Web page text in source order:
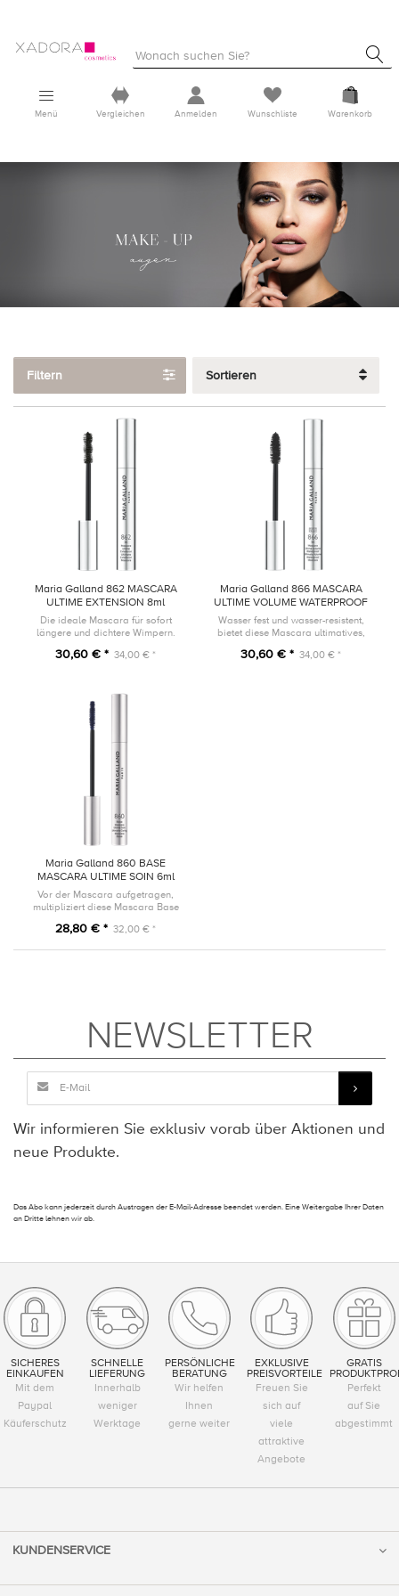
Menü Vergleichen Anmelden Wunschliste Warenkorb
Filtern Sortieren
Maria Galland 862 MASCARA
ULTIME EXTENSION 8ml
Die ideale Mascara für sofort
längere und dichtere Wimpern.
30,60 € * 34,00 € *
Maria Galland 866 MASCARA
ULTIME VOLUME WATERPROOF
8ml
Wasser fest und wasser-resistent,
bietet diese Mascara ultimatives,
Augen zu öffnen.
30,60 € * 34,00 € *
Maria Galland 860 BASE
MASCARA ULTIME SOIN 6ml
Vor der Mascara aufgetragen,
multipliziert diese Mascara Base
Wimpern, dank der mit Peptiden,
28,80 € * 32,00 € *
NEWSLETTER
Wir informieren Sie exklusiv vorab über Aktionen und
neue Produkte.
Das Abo kann jederzeit durch Austragen der E-Mail-Adresse beendet werden. Eine Weitergabe Ihrer Daten
an Dritte lehnen wir ab.
SICHERES
EINKAUFEN
Mit dem
Paypal
Käuferschutz
SCHNELLE
LIEFERUNG
Innerhalb
weniger
Werktage
PERSÖNLICHE
BERATUNG
Wir helfen
Ihnen
gerne weiter
EXKLUSIVE
PREISVORTEILE
Freuen Sie
sich auf
viele
attraktive
Angebote
GRATIS
Perfekt
auf Sie
abgestimmt
KUNDENSERVICE